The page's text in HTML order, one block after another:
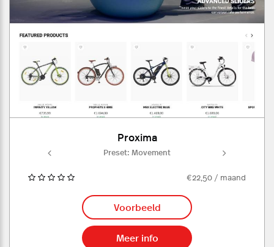
Proxima
Preset: Movement
€22,50 / maand
Voorbeeld
Meer info